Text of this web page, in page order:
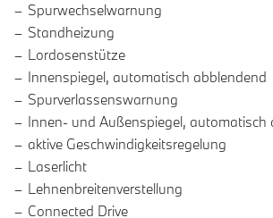
Spurwechselwarnung
Standheizung
Lordosenstütze
Innenspiegel, automatisch abblendend
Spurverlassenswarnung
Innen- und Außenspiegel, automatisch
aktive Geschwindigkeitsregelung
Laserlicht
Lehnenbreitenverstellung
Connected Drive